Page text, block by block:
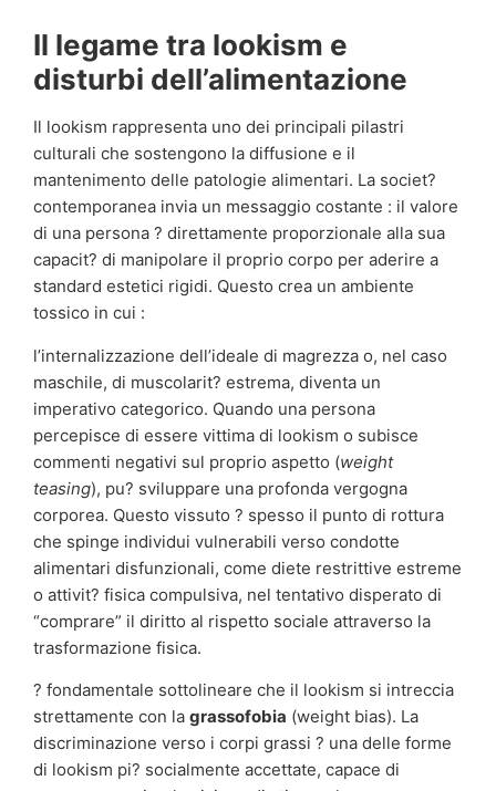
Il legame tra lookism e
disturbi dell’alimentazione
Il lookism rappresenta uno dei principali pilastri
culturali che sostengono la diffusione e il
mantenimento delle patologie alimentari. La societ?
contemporanea invia un messaggio costante : il valore
di una persona ? direttamente proporzionale alla sua
capacit? di manipolare il proprio corpo per aderire a
standard estetici rigidi. Questo crea un ambiente
tossico in cui :
l’internalizzazione dell’ideale di magrezza o, nel caso
maschile, di muscolarit? estrema, diventa un
imperativo categorico. Quando una persona
percepisce di essere vittima di lookism o subisce
commenti negativi sul proprio aspetto (weight
teasing), pu? sviluppare una profonda vergogna
corporea. Questo vissuto ? spesso il punto di rottura
che spinge individui vulnerabili verso condotte
alimentari disfunzionali, come diete restrittive estreme
o attivit? fisica compulsiva, nel tentativo disperato di
“comprare” il diritto al rispetto sociale attraverso la
trasformazione fisica.
? fondamentale sottolineare che il lookism si intreccia
strettamente con la grassofobia (weight bias). La
discriminazione verso i corpi grassi ? una delle forme
di lookism pi? socialmente accettate, capace di